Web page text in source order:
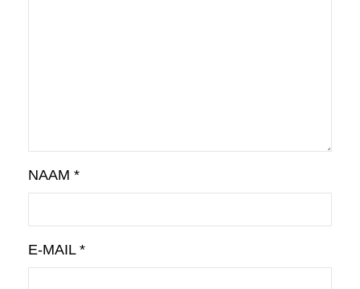
NAAM *
E-MAIL *